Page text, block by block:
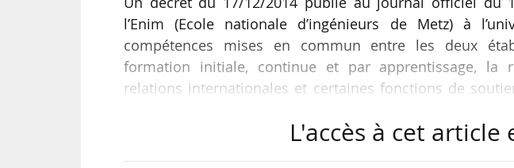
l’Enim (Ecole nationale d’ingénieurs de Metz) à
compétences mises en commun entre les deux
formation initiale, continue et par apprentissage, la
relations internationales et certaines fonctions de
L'accès à cet